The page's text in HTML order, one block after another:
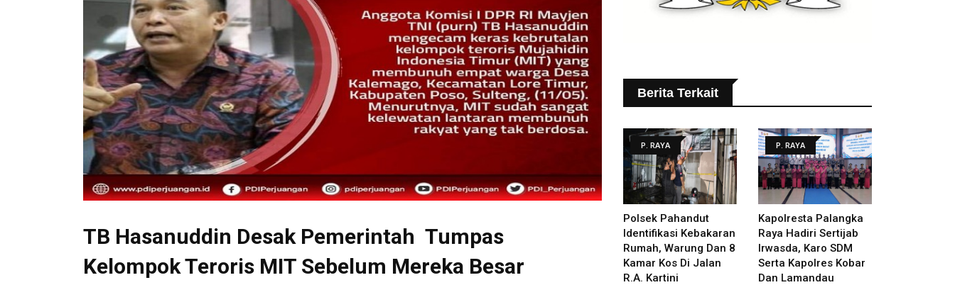
TB Hasanuddin Desak Pemerintah Tumpas
Kelompok Teroris MIT Sebelum Mereka Besar
Berita Terkait
P. RAYA
Polsek Pahandut
Identifikasi Kebakaran
Rumah, Warung Dan 8
Kamar Kos Di Jalan
R.A. Kartini
P. RAYA
Kapolresta Palangka
Raya Hadiri Sertijab
Irwasda, Karo SDM
Serta Kapolres Kobar
Dan Lamandau